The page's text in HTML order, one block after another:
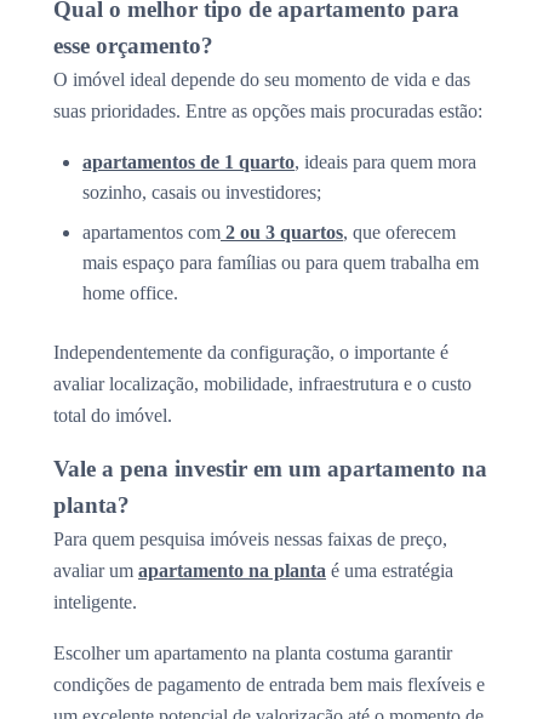
Qual o melhor tipo de apartamento para
esse orçamento?
O imóvel ideal depende do seu momento de vida e das
suas prioridades. Entre as opções mais procuradas estão:
apartamentos de 1 quarto, ideais para quem mora
sozinho, casais ou investidores;
apartamentos com 2 ou 3 quartos, que oferecem
mais espaço para famílias ou para quem trabalha em
home office.
Independentemente da configuração, o importante é
avaliar localização, mobilidade, infraestrutura e o custo
total do imóvel.
Vale a pena investir em um apartamento na
planta?
Para quem pesquisa imóveis nessas faixas de preço,
avaliar um apartamento na planta é uma estratégia
inteligente.
Escolher um apartamento na planta costuma garantir
condições de pagamento de entrada bem mais flexíveis e